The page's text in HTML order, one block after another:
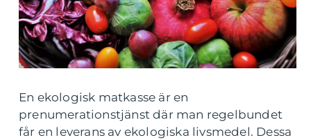
En ekologisk matkasse är en
prenumerationstjänst där man regelbundet
får en leverans av ekologiska livsmedel. Dessa